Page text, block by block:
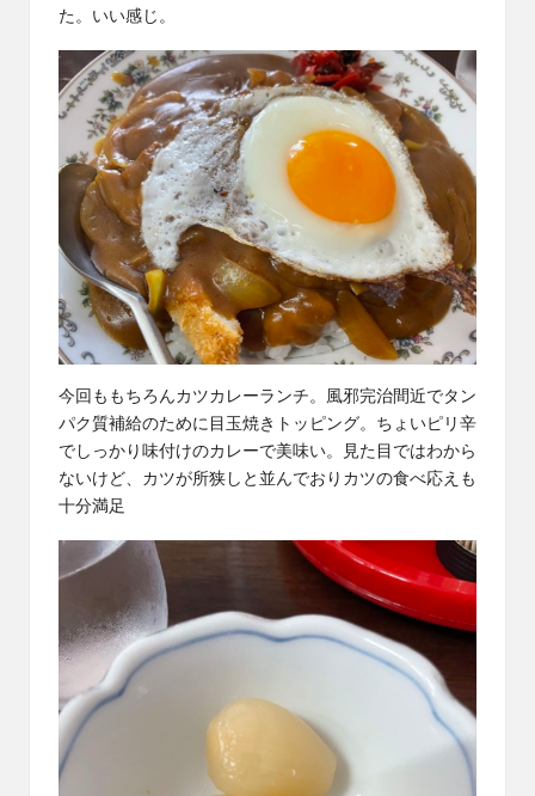
た。いい感じ。
今回ももちろんカツカレーランチ。風邪完治間近でタン
パク質補給のために目玉焼きトッピング。ちょいピリ辛
でしっかり味付けのカレーで美味い。見た目ではわから
ないけど、カツが所狭しと並んでおりカツの食べ応えも
十分満足